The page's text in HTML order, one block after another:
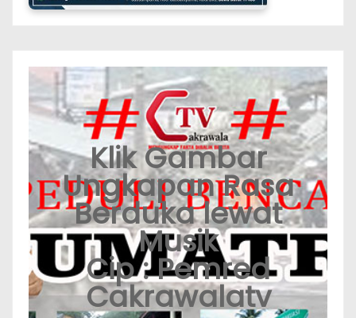
Klik Gambar
Ungkapan Rasa
Berduka lewat
Musik
Cip : Pemred
Cakrawalatv